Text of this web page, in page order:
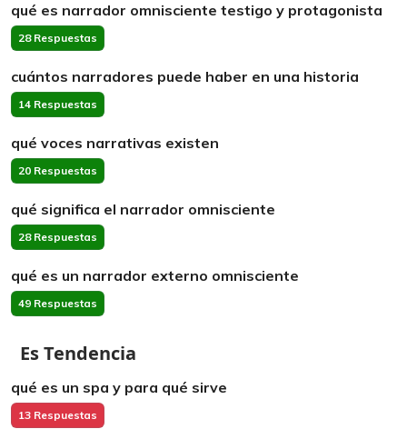
qué es narrador omnisciente testigo y protagonista
28 Respuestas
cuántos narradores puede haber en una historia
14 Respuestas
qué voces narrativas existen
20 Respuestas
qué significa el narrador omnisciente
28 Respuestas
qué es un narrador externo omnisciente
49 Respuestas
Es Tendencia
qué es un spa y para qué sirve
13 Respuestas